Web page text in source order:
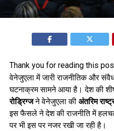
Thank you for reading this
वेनेजुएला में जारी राजनीतिक और
घटनाक्रम सामने आया है। देश की
रोड्रिग्जने वेनेजुएला कीअंतरिम
इस फैसले ने देश की राजनीति में
पर भी इस पर नजर रखी जा रही है।